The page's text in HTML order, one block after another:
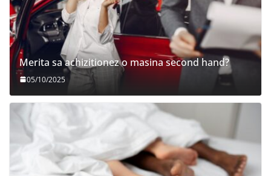
Merita sa achizitionez o masina second hand?
05/10/2025